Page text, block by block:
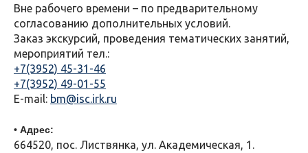
Вне рабочего времени – по предварительному
согласованию дополнительных условий.
Заказ экскурсий, проведения тематических занятий,
мероприятий тел.:
+7(3952) 45-31-46
+7(3952) 49-01-55
E-mail: bm@isc.irk.ru
• Адрес:
664520, пос. Листвянка, ул. Академическая, 1.